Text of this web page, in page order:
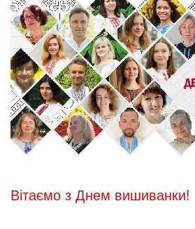
Вітаємо з Днем вишиванки!